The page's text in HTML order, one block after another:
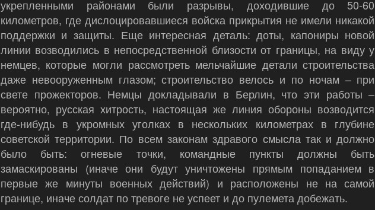
укрепленными районами были разрывы, доходившие до 50-60
километров, где дислоцировавшиеся войска прикрытия не имели никакой
поддержки и защиты. Еще интересная деталь: доты, капониры новой
линии возводились в непосредственной близости от границы, на виду у
немцев, которые могли рассмотреть мельчайшие детали строительства
даже невооруженным глазом; строительство велось и по ночам – при
свете прожекторов. Немцы докладывали в Берлин, что эти работы –
вероятно, русская хитрость, настоящая же линия обороны возводится
где-нибудь в укромных уголках в нескольких километрах в глубине
советской территории. По всем законам здравого смысла так и должно
было быть: огневые точки, командные пункты должны быть
замаскированы (иначе они будут уничтожены прямым попаданием в
первые же минуты военных действий) и расположены не на самой
границе, иначе солдат по тревоге не успеет и до пулемета добежать.